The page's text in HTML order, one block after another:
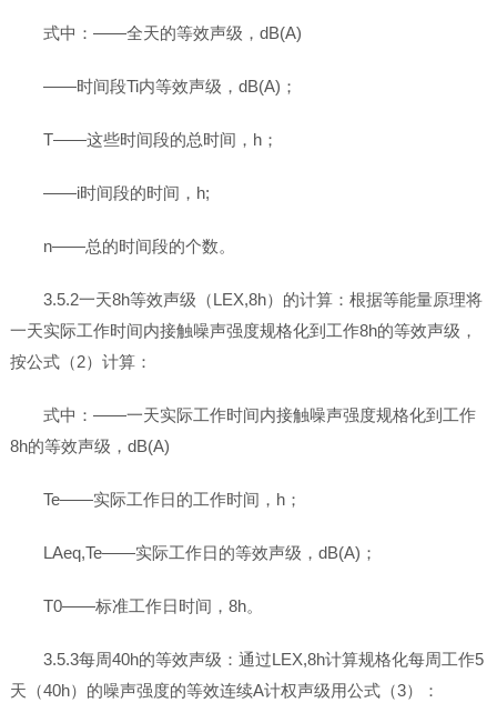
式中：——全天的等效声级，dB(A)
——时间段Ti内等效声级，dB(A)；
T——这些时间段的总时间，h；
——i时间段的时间，h;
n——总的时间段的个数。
3.5.2一天8h等效声级（LEX,8h）的计算：根据等能量原理将
一天实际工作时间内接触噪声强度规格化到工作8h的等效声级，
按公式（2）计算：
式中：——一天实际工作时间内接触噪声强度规格化到工作
8h的等效声级，dB(A)
Te――实际工作日的工作时间，h；
LAeq,Te――实际工作日的等效声级，dB(A)；
T0――标准工作日时间，8h。
3.5.3每周40h的等效声级：通过LEX,8h计算规格化每周工作5
天（40h）的噪声强度的等效连续A计权声级用公式（3）：